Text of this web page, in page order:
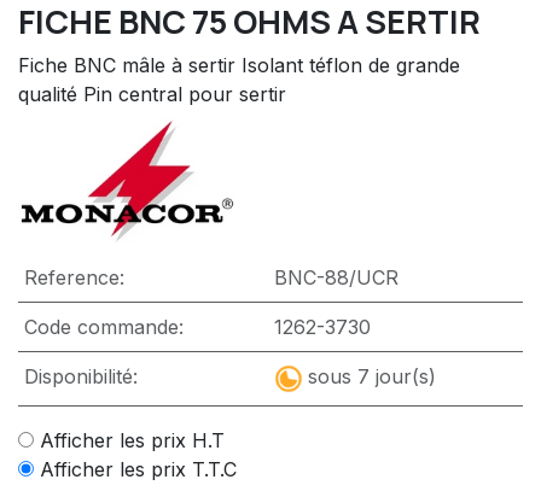
FICHE BNC 75 OHMS A SERTIR
Fiche BNC mâle à sertir Isolant téflon de grande
qualité Pin central pour sertir
Reference: BNC-88/UCR
Code commande: 1262-3730
Disponibilité: sous 7 jour(s)
Afficher les prix H.T
Afficher les prix T.T.C